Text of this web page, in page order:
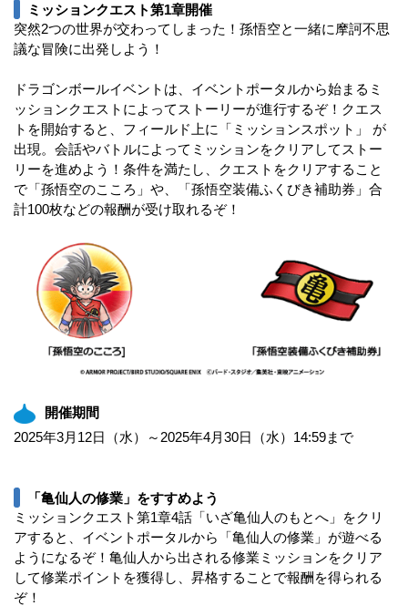
ミッションクエスト第1章開催
突然2つの世界が交わってしまった！孫悟空と一緒に摩訶不思
議な冒険に出発しよう！
ドラゴンボールイベントは、イベントポータルから始まるミ
ッションクエストによってストーリーが進行するぞ！クエス
トを開始すると、フィールド上に「ミッションスポット」 が
出現。会話やバトルによってミッションをクリアしてストー
リーを進めよう！条件を満たし、クエストをクリアすること
で「孫悟空のこころ」や、「孫悟空装備ふくびき補助券」合
計100枚などの報酬が受け取れるぞ！
開催期間
2025年3月12日（水）～2025年4月30日（水）14:59まで
「亀仙人の修業」をすすめよう
ミッションクエスト第1章4話「いざ亀仙人のもとへ」をクリ
アすると、イベントポータルから「亀仙人の修業」が遊べる
ようになるぞ！亀仙人から出される修業ミッションをクリア
して修業ポイントを獲得し、昇格することで報酬を得られる
ぞ！